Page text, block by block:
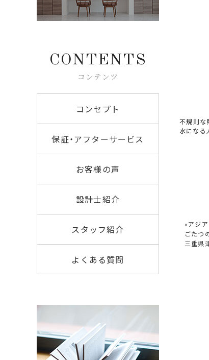
CONTENTS
コンテンツ
コンセプト
保証・アフターサービス
お客様の声
設計士紹介
スタッフ紹介
よくある質問
不規則な
水になる
«アジ
ごたつ
三重県